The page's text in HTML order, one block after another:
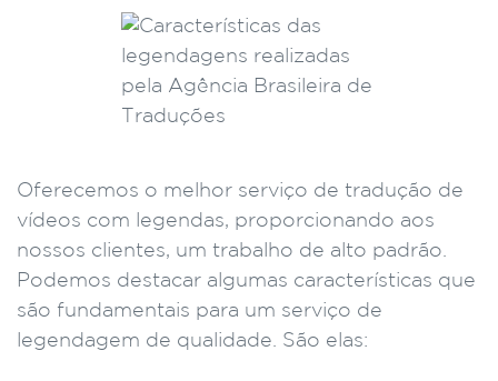
Oferecemos o melhor serviço de tradução de
vídeos com legendas, proporcionando aos
nossos clientes, um trabalho de alto padrão.
Podemos destacar algumas características que
são fundamentais para um serviço de
legendagem de qualidade. São elas: